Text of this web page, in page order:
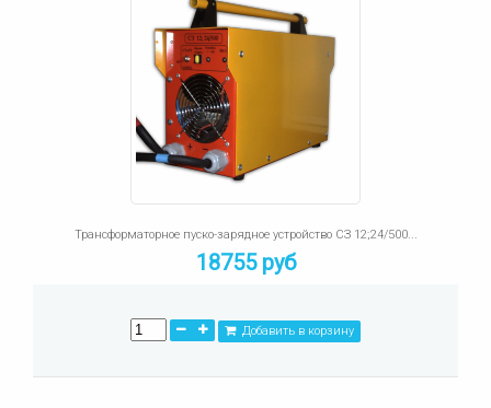
Трансформаторное пуско-зарядное устройство СЗ 12;24/500...
18755 руб
Добавить в корзину